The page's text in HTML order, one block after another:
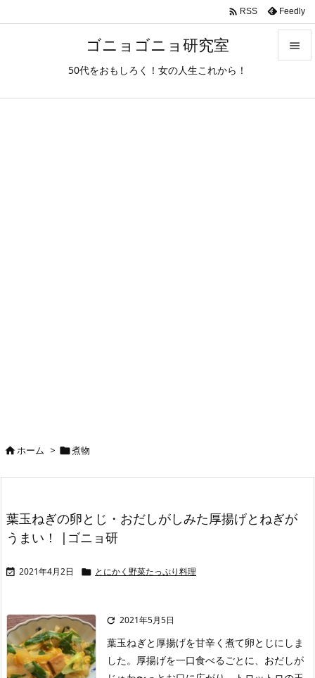
ゴニョゴニョ研究室
50代をおもしろく！女の人生これから！

 RSS Feedly
ホーム > 煮物
葉玉ねぎの卵とじ・おだしがしみた厚揚げとねぎが
うまい！ |ゴニョ研
 2021年4月2日  とにかく野菜たっぷり料理
 2021年5月5日
葉玉ねぎと厚揚げを甘辛く煮て卵とじにしま
した。厚揚げを一口食べるごとに、おだしが